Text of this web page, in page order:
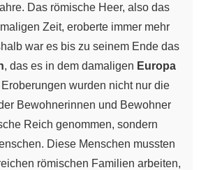
Das römische Heer, also das
Zeit, eroberte immer mehr
war es bis zu seinem Ende das
, das es in dem damaligen Europa
wurden nicht nur die
Bewohnerinnen und Bewohner
Reich genommen, sondern
Diese Menschen mussten
römischen Familien arbeiten,